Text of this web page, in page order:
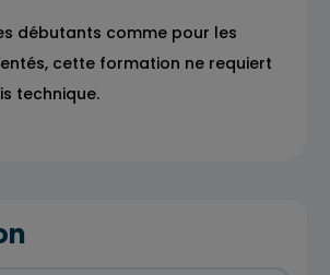
débutants comme pour les
cette formation ne requiert
technique.